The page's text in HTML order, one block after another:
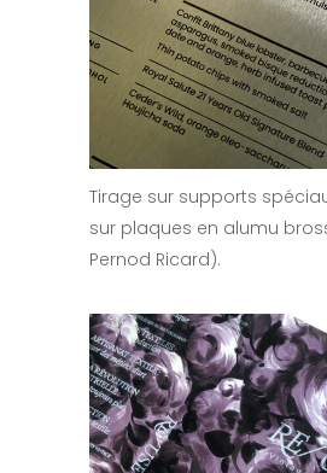
Tirage sur supports
sur plaques en alumu
Pernod Ricard).